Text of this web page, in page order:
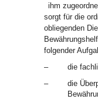
ihm
sorgt für die
obliegenden
folgender
–
die
–
die